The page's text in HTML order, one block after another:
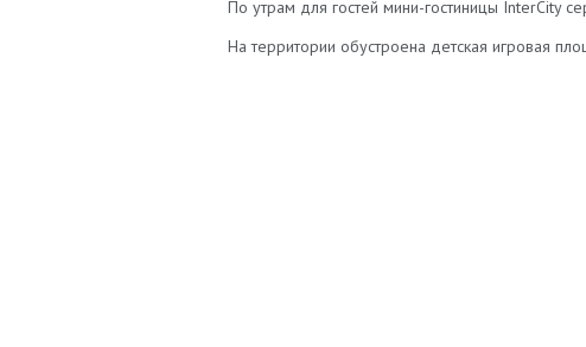
По утрам для гостей мини-гостиницы InterCity
На территории обустроена детская игровая